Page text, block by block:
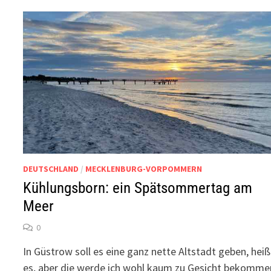
DEUTSCHLAND / MECKLENBURG-VORPOMMERN
Kühlungsborn: ein Spätsommertag am
Meer
0
In Güstrow soll es eine ganz nette Altstadt geben,
es, aber die werde ich wohl kaum zu Gesicht